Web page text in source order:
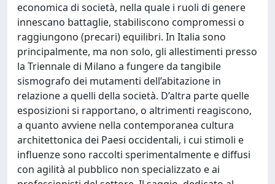
economica di società, nella quale i ruoli di genere
innescano battaglie, stabiliscono compromessi o
raggiungono (precari) equilibri. In Italia sono
principalmente, ma non solo, gli allestimenti presso
la Triennale di Milano a fungere da tangibile
sismografo dei mutamenti dell’abitazione in
relazione a quelli della società. D’altra parte quelle
esposizioni si rapportano, o altrimenti reagiscono,
a quanto avviene nella contemporanea cultura
architettonica dei Paesi occidentali, i cui stimoli e
influenze sono raccolti sperimentalmente e diffusi
con agilità al pubblico non specializzato e ai